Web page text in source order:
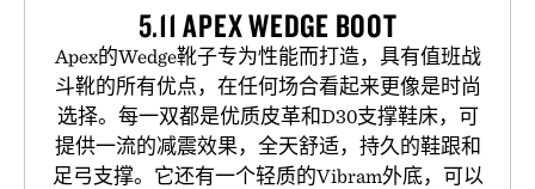
5.11 APEX WEDGE BOOT
Apex的Wedge靴子专为性能而打造，具有值班战
斗靴的所有优点，在任何场合看起来更像是时尚
选择。每一双都是优质皮革和D30支撑鞋床，可
提供一流的减震效果，全天舒适，持久的鞋跟和
足弓支撑。它还有一个轻质的Vibram外底，可以